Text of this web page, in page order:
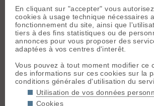
Nouveau sujet
Voir tous les sujets
J
Janobpl[5posts] - Le 22/11/2019
Bonjour à tous,
faire le Mont Blanc à ski à la journée
J'aimerais donc solliciter les membres du
tenté l'expérience, avez-vous des conseils
Itinéraire: il semble que la voie royale soit
En cliquant sur "accepter" vous
cookies à usage technique nécessaires
fonctionnement du site, ainsi que
tiers à des fins statistiques ou de
annonces pour vous proposer des
adaptées à vos centres d'interêt.
Vous pouvez à tout moment modifier ce
des informations sur ces cookies sur la
conditions générales d'utilisation du
Utilisation de vos données
Cookies